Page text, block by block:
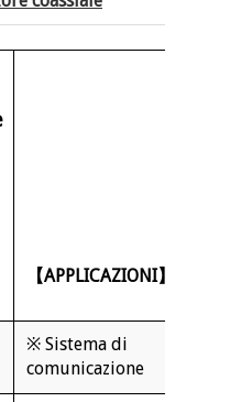
【APPLICAZIONI】
※ Sistema di
comunicazione